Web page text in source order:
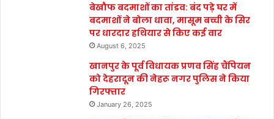
बेखौफ बदमाशों का तांडव: बंद पड़े घर में
बदमाशों ने बोला धावा, मासूम बच्ची के सिर
पर धारदार हथियार से किए कई वार
August 6, 2025
खानपुर के पूर्व विधायक प्रणव सिंह चैंपियन
को देहरादून की नेहरू नगर पुलिस ने किया
गिरफ्तार
January 26, 2025